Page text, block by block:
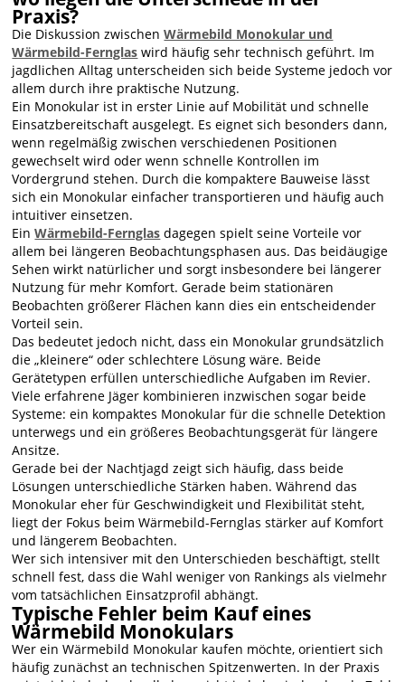
Praxis?
Die Diskussion zwischenWärmebild Monokular und
Wärmebild-Fernglas wird häufig sehr technisch geführt. Im
jagdlichen Alltag unterscheiden sich beide Systeme jedoch vor
allem durch ihre praktische Nutzung.
Ein Monokular ist in erster Linie auf Mobilität und schnelle
Einsatzbereitschaft ausgelegt. Es eignet sich besonders dann,
wenn regelmäßig zwischen verschiedenen Positionen
gewechselt wird oder wenn schnelle Kontrollen im
Vordergrund stehen. Durch die kompaktere Bauweise lässt
sich ein Monokular einfacher transportieren und häufig auch
intuitiver einsetzen.
EinWärmebild-Fernglas dagegen spielt seine Vorteile vor
allem bei längeren Beobachtungsphasen aus. Das beidäugige
Sehen wirkt natürlicher und sorgt insbesondere bei längerer
Nutzung für mehr Komfort. Gerade beim stationären
Beobachten größerer Flächen kann dies ein entscheidender
Vorteil sein.
Das bedeutet jedoch nicht, dass ein Monokular grundsätzlich
die „kleinere“ oder schlechtere Lösung wäre. Beide
Gerätetypen erfüllen unterschiedliche Aufgaben im Revier.
Viele erfahrene Jäger kombinieren inzwischen sogar beide
Systeme: ein kompaktes Monokular für die schnelle Detektion
unterwegs und ein größeres Beobachtungsgerät für längere
Ansitze.
Gerade bei der Nachtjagd zeigt sich häufig, dass beide
Lösungen unterschiedliche Stärken haben. Während das
Monokular eher für Geschwindigkeit und Flexibilität steht,
liegt der Fokus beim Wärmebild-Fernglas stärker auf Komfort
und längerem Beobachten.
Wer sich intensiver mit den Unterschieden beschäftigt, stellt
schnell fest, dass die Wahl weniger von Rankings als vielmehr
vom tatsächlichen Einsatzprofil abhängt.
Typische Fehler beim Kauf eines
Wärmebild Monokulars
Wer ein Wärmebild Monokular kaufen möchte, orientiert sich
häufig zunächst an technischen Spitzenwerten. In der Praxis